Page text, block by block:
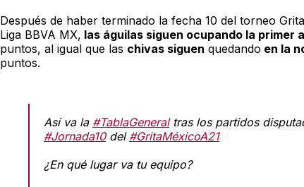
Después de haber terminado la fecha 10 del torneo
Liga BBVA MX, las águilas siguen ocupando la primer
puntos, al igual que las chivas siguen quedando en la
puntos.
Así va la #TablaGeneraltras los partidos
#Jornada10del #GritaMéxicoA21
¿En qué lugar va tu equipo?